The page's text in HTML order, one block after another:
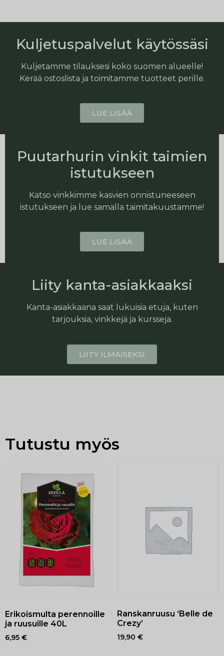
Kuljetuspalvelut käytössäsi
Kuljetamme tilauksesi koko suomen alueelle!
Kerää ostoslista ja toimitamme tuotteet perille.
LUE LISÄÄ
Puutarhurin vinkit taimien
istutukseen
Katso vinkkimme kasvien onnistuneeseen
istutukseen ja lue samalla taimitakuustamme!
LUE LISÄÄ
Liity kanta-asiakkaaksi
Kanta-asiakkaana saat lukuisia etuja, kuten
tarjouksia, vinkkejä ja kursseja.
LIITY ILMAISEKSI
Tutustu myös
Erikoismulta perennoille
ja ruusuille 40L
6,95 €
Ranskanruusu ‘Belle de
Crezy’
19,90 €